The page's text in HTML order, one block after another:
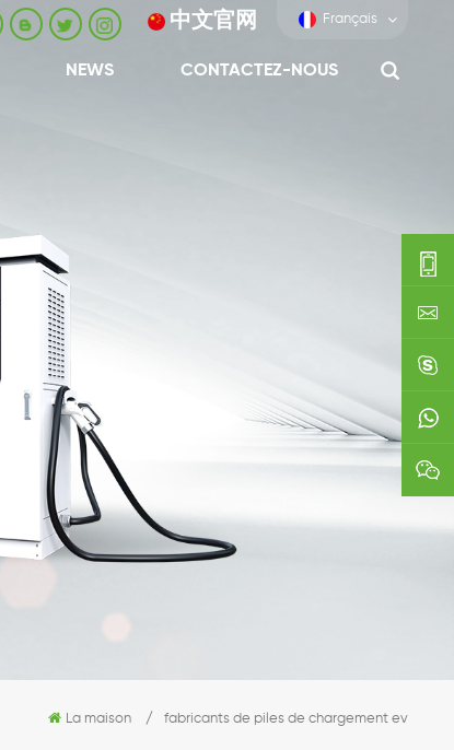
中文官网 Français
NEWS CONTACTEZ-NOUS
La maison / fabricants de piles de chargement ev
0086-
0592-